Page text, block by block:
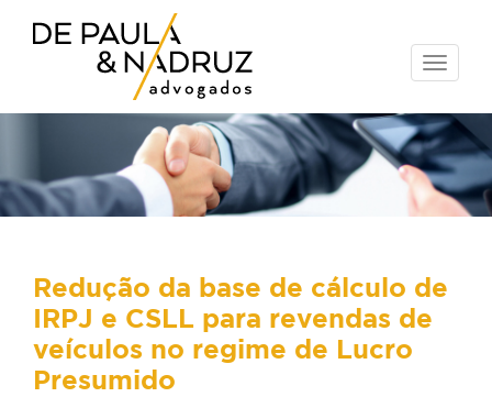
Toggle
Redução da base de cálculo de
IRPJ e CSLL para revendas de
veículos no regime de Lucro
Presumido